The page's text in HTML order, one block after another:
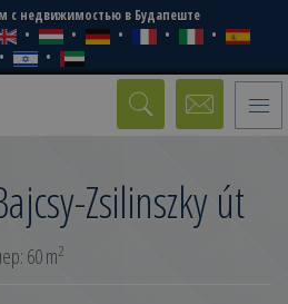
с недвижимостью в Будапеште
Toggle
Zsilinszky út
60 m2